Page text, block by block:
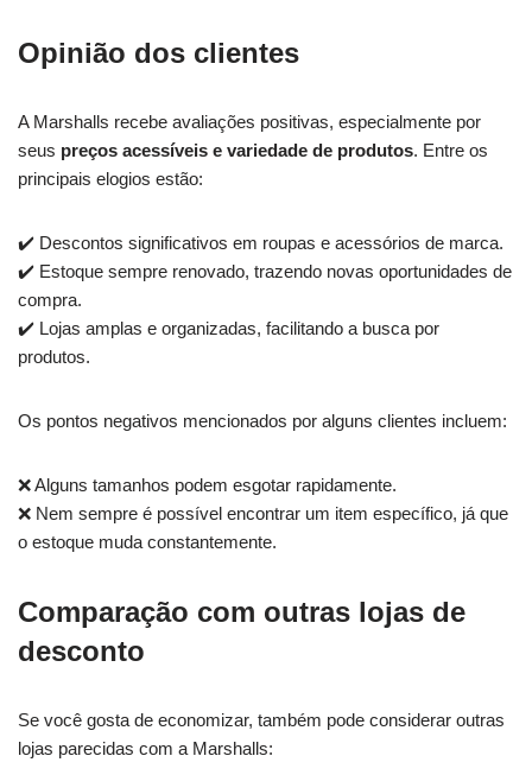
Opinião dos clientes
A Marshalls recebe avaliações positivas, especialmente por
seus preços acessíveis e variedade de produtos. Entre os
principais elogios estão:
✔️ Descontos significativos em roupas e acessórios de marca.
✔️ Estoque sempre renovado, trazendo novas oportunidades de
compra.
✔️ Lojas amplas e organizadas, facilitando a busca por
produtos.
Os pontos negativos mencionados por alguns clientes incluem:
❌ Alguns tamanhos podem esgotar rapidamente.
❌ Nem sempre é possível encontrar um item específico, já que
o estoque muda constantemente.
Comparação com outras lojas de
desconto
Se você gosta de economizar, também pode considerar outras
lojas parecidas com a Marshalls: